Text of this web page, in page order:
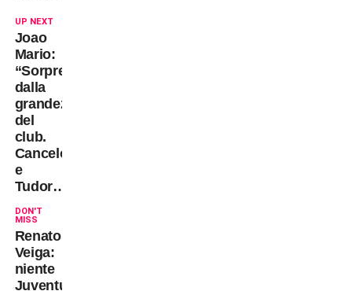
UP NEXT
Joao
Mario:
“Sorpreso
dalla
grandezza
del
club.
Cancelo
e
Tudor…”
DON'T
MISS
Renato
Veiga:
niente
Juventus